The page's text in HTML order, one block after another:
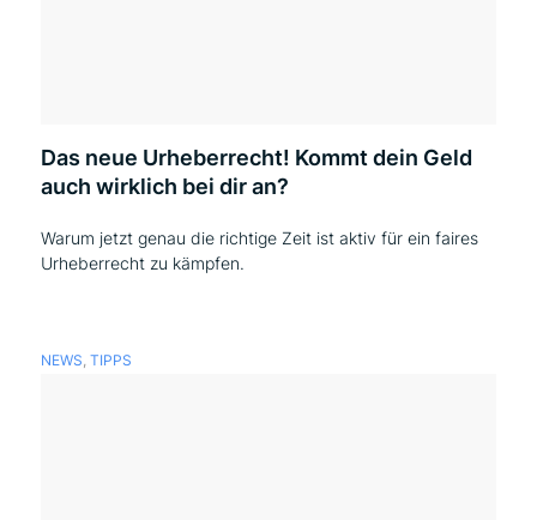
Das neue Urheberrecht! Kommt dein Geld
auch wirklich bei dir an?
Warum jetzt genau die richtige Zeit ist aktiv für ein faires
Urheberrecht zu kämpfen.
NEWS, TIPPS